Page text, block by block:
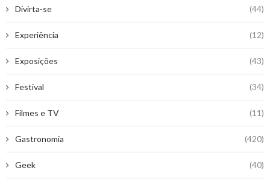
Divirta-se (44)
Experiência (12)
Exposições (43)
Festival (34)
Filmes e TV (11)
Gastronomia (420)
Geek (40)